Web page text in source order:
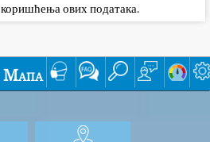
ових података.
Мапа